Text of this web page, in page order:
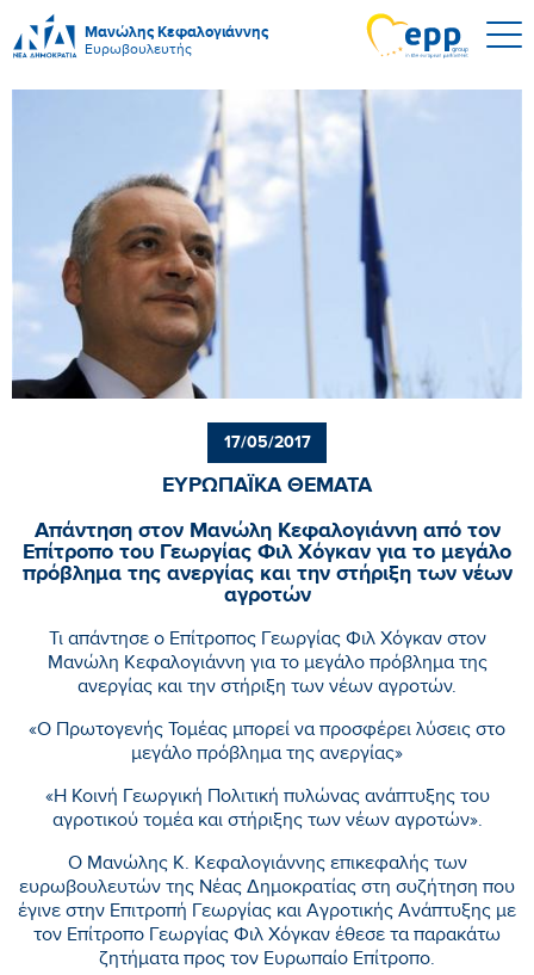
Μανώλης Κεφαλογιάννης
Ευρωβουλευτής
17/05/2017
ΕΥΡΩΠΑΪΚΑ ΘΕΜΑΤΑ
Απάντηση στον Μανώλη Κεφαλογιάννη από τον
Επίτροπο του Γεωργίας Φιλ Χόγκαν για το μεγάλο
πρόβλημα της ανεργίας και την στήριξη των νέων
αγροτών
Τι απάντησε ο Επίτροπος Γεωργίας Φιλ Χόγκαν στον
Μανώλη Κεφαλογιάννη για το μεγάλο πρόβλημα της
ανεργίας και την στήριξη των νέων αγροτών.
«Ο Πρωτογενής Τομέας μπορεί να προσφέρει λύσεις στο
μεγάλο πρόβλημα της ανεργίας»
«Η Κοινή Γεωργική Πολιτική πυλώνας ανάπτυξης του
αγροτικού τομέα και στήριξης των νέων αγροτών».
Ο Μανώλης Κ. Κεφαλογιάννης επικεφαλής των
ευρωβουλευτών της Νέας Δημοκρατίας στη συζήτηση που
έγινε στην Επιτροπή Γεωργίας και Αγροτικής Ανάπτυξης με
τον Επίτροπο Γεωργίας Φιλ Χόγκαν έθεσε τα παρακάτω
ζητήματα προς τον Ευρωπαίο Επίτροπο.